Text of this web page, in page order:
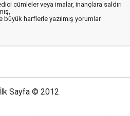
cümleler veya imalar, inançlara saldırı
büyük harflerle yazılmış yorumlar
Sayfa © 2012